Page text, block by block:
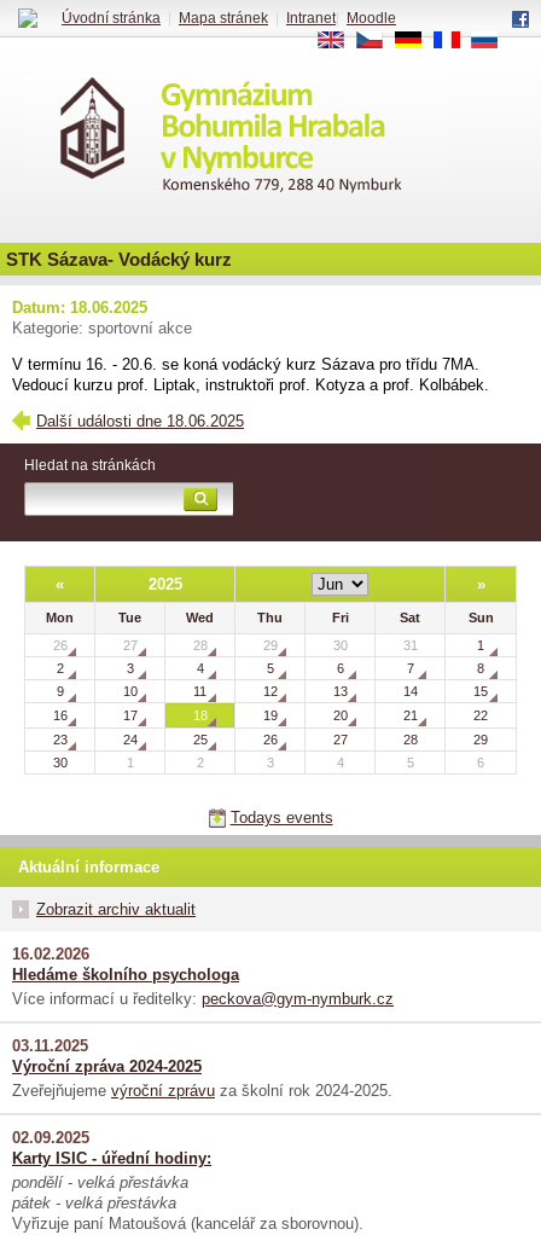
STK Sázava- Vodácký kurz
Datum: 18.06.2025
Kategorie: sportovní akce
V termínu 16. - 20.6. se koná vodácký kurz Sázava pro třídu 7MA.
Vedoucí kurzu prof. Liptak, instruktoři prof. Kotyza a prof. Kolbábek.
Další události dne 18.06.2025
Hledat na stránkách
« 2025 »
Mon Tue Wed Thu Fri Sat
Sun
26
27 28 29 30 31
1
2
3 4 5 6 7
8
9
10 11 12 13 14
15
16
17 18 19 20 21
22
23
24 25 26 27 28
29
30
1 2 3 4 5 6
Todays events
Aktuální informace
Zobrazit archiv aktualit
16.02.2026
Hledáme školního psychologa
Více informací u ředitelky: peckova@gym-nymburk.cz
03.11.2025
Výroční zpráva 2024-2025
Zveřejňujeme výroční zprávu za školní rok 2024-2025.
02.09.2025
Karty ISIC - úřední hodiny:
pondělí - velká přestávka
pátek - velká přestávka
Vyřizuje paní Matoušová (kancelář za sborovnou).
Úvodní stránka Mapa stránek Intranet|
Moodle
EN
CS DE FR RU